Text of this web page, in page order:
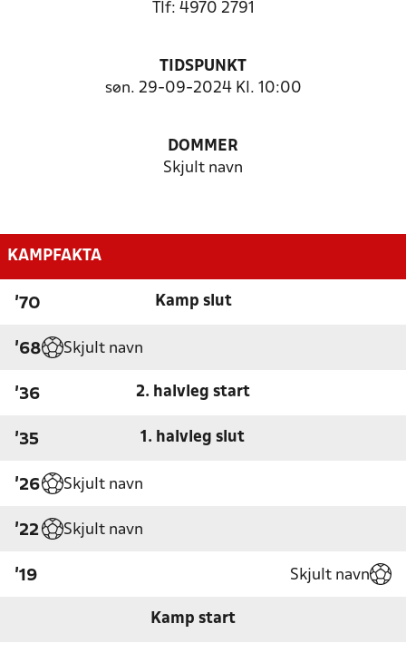
Tlf: 4970 2791
TIDSPUNKT
søn. 29-09-2024 Kl. 10:00
DOMMER
Skjult navn
KAMPFAKTA
'70 Kamp slut
'68 Skjult navn
'36 2. halvleg start
'35 1. halvleg slut
'26 Skjult navn
'22 Skjult navn
'19 Skjult navn
Kamp start